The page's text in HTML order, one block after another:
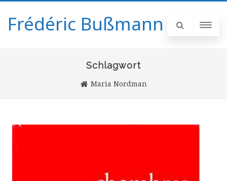
Frédéric Bußmann
Schlagwort
Maria Nordman